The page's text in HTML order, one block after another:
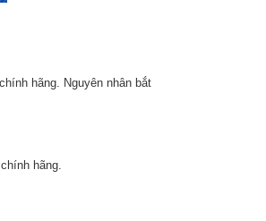
hãng. Nguyên nhân bắt
hãng.